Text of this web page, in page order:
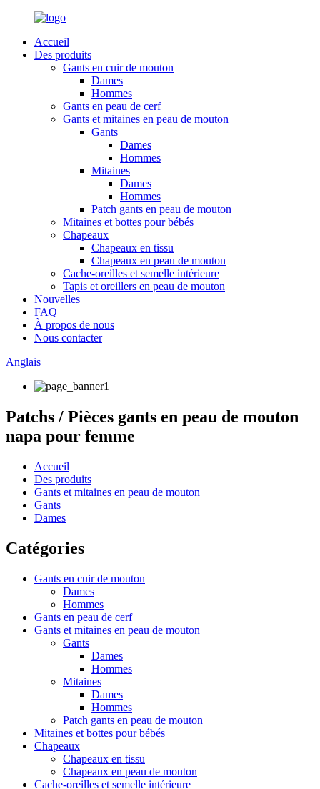
Accueil
Des produits
Gants en cuir de mouton
Dames
Hommes
Gants en peau de cerf
Gants et mitaines en peau de mouton
Gants
Dames
Hommes
Mitaines
Dames
Hommes
Patch gants en peau de mouton
Mitaines et bottes pour bébés
Chapeaux
Chapeaux en tissu
Chapeaux en peau de mouton
Cache-oreilles et semelle intérieure
Tapis et oreillers en peau de mouton
Nouvelles
FAQ
À propos de nous
Nous contacter
Anglais
Patchs / Pièces gants en peau de mouton
napa pour femme
Accueil
Des produits
Gants et mitaines en peau de mouton
Gants
Dames
Catégories
Gants en cuir de mouton
Dames
Hommes
Gants en peau de cerf
Gants et mitaines en peau de mouton
Gants
Dames
Hommes
Mitaines
Dames
Hommes
Patch gants en peau de mouton
Mitaines et bottes pour bébés
Chapeaux
Chapeaux en tissu
Chapeaux en peau de mouton
Cache-oreilles et semelle intérieure